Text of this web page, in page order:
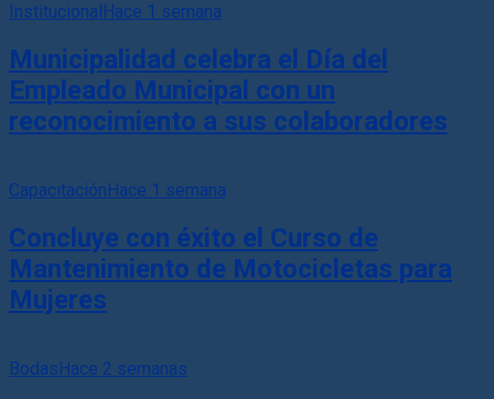
InstitucionalHace 1 semana
Municipalidad celebra el Día del
Empleado Municipal con un
reconocimiento a sus colaboradores
CapacitaciónHace 1 semana
Concluye con éxito el Curso de
Mantenimiento de Motocicletas para
Mujeres
BodasHace 2 semanas